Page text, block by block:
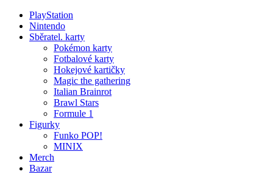
PlayStation
Nintendo
Sběratel. karty
Pokémon karty
Fotbalové karty
Hokejové kartičky
Magic the gathering
Italian Brainrot
Brawl Stars
Formule 1
Figurky
Funko POP!
MINIX
Merch
Bazar